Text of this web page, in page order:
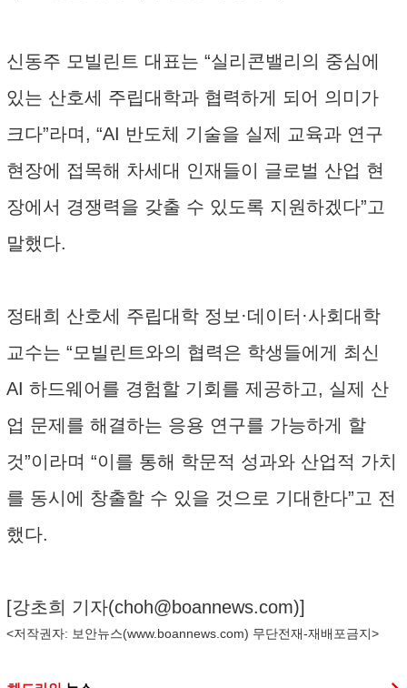
신동주 모빌린트 대표는 “실리콘밸리의 중심에
있는 산호세 주립대학과 협력하게 되어 의미가
크다”라며, “AI 반도체 기술을 실제 교육과 연구
현장에 접목해 차세대 인재들이 글로벌 산업 현
장에서 경쟁력을 갖출 수 있도록 지원하겠다”고
말했다.
정태희 산호세 주립대학 정보·데이터·사회대학
교수는 “모빌린트와의 협력은 학생들에게 최신
AI 하드웨어를 경험할 기회를 제공하고, 실제 산
업 문제를 해결하는 응용 연구를 가능하게 할
것”이라며 “이를 통해 학문적 성과와 산업적 가치
를 동시에 창출할 수 있을 것으로 기대한다”고 전
했다.
[강초희 기자(choh@boannews.com)]
<저작권자: 보안뉴스(www.boannews.com) 무단전재-재배포금지>